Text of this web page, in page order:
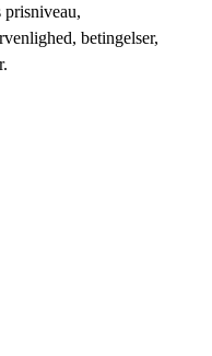
prisniveau,
betingelser,